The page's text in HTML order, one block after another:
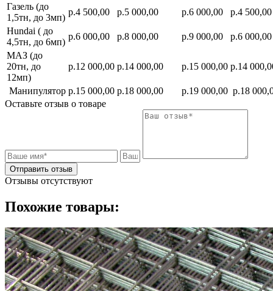
Газель (до
1,5тн, до 3мп)
р.4 500,00 р.5 000,00 р.6 000,00
р.4 500,00
Hundai ( до
4,5тн, до 6мп)
р.6 000,00 р.8 000,00 р.9 000,00
р.6 000,00
МАЗ (до
20тн, до
12мп)
р.12 000,00 р.14 000,00 р.15 000,00 р.14
Манипулятор р.15 000,00 р.18 000,00 р.19 000,00 р.18
Оставьте отзыв о товаре
Отправить отзыв
Отзывы отсутствуют
Похожие товары: